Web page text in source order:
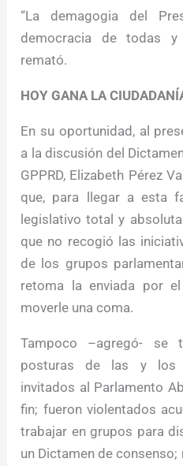
“La demagogia del
democracia de todas y
remató.
HOY GANA LA
En su oportunidad, al
a la discusión del
GPPRD, Elizabeth Pérez
que, para llegar a esta
legislativo total y
que no recogió las
de los grupos
retoma la enviada por
moverle una coma.
Tampoco –agregó- se
posturas de las y los
invitados al Parlamento
fin; fueron violentados
trabajar en grupos para
un Dictamen de